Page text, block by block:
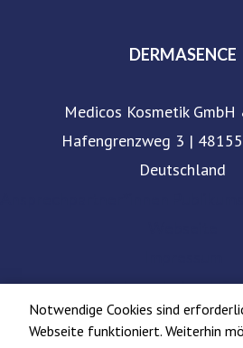
Notwendige Cookies sind
Webseite funktioniert. Weiterhin
arbeiten die rund 230
DERMASENCE ist in
Schweiz, Belgien und den
erhältlich.
DERMASENCE
Medicos Kosmetik GmbH
Hafengrenzweg 3 |
Deutschland